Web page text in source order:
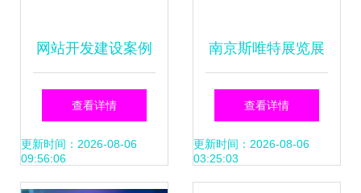
网站开发建设案例
从创意到落地的设
计制作展示
查看详情
更新时间：2026-08-06
09:56:06
南京斯唯特展览展
示 专业工厂铸就品
质展览新标杆
查看详情
更新时间：2026-08-06
03:25:03